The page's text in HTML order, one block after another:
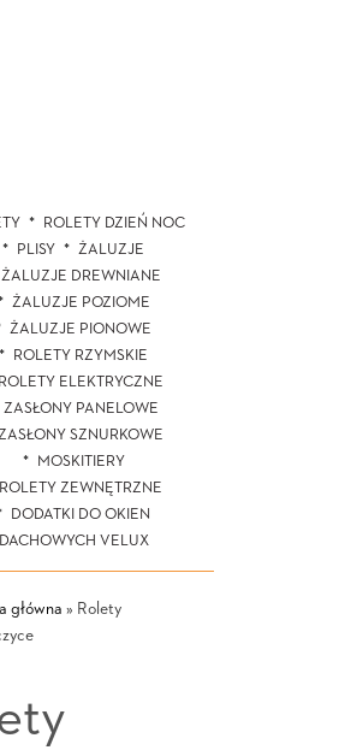
ROLETY DZIEŃ NOC
PLISY
ŻALUZJE
ŻALUZJE DREWNIANE
ŻALUZJE POZIOME
ŻALUZJE PIONOWE
ROLETY RZYMSKIE
ROLETY ELEKTRYCZNE
ZASŁONY PANELOWE
SZNURKOWE
MOSKITIERY
ROLETY ZEWNĘTRZNE
DODATKI DO OKIEN
DACHOWYCH VELUX
główna » Rolety